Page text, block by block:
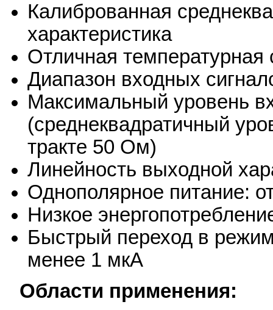
Калиброванная
характеристика
Отличная температурная
Диапазон входных
Максимальный уровень
(среднеквадратичный
тракте 50 Ом)
Линейность выходной
Однополярное питание:
Низкое
Быстрый переход в
менее 1 мкА
Области применения: